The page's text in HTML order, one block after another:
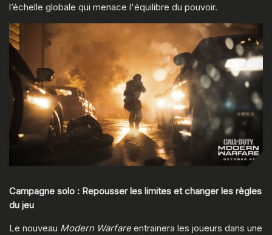
l’échelle globale qui menace l'équilibre du pouvoir.
Campagne solo : Repousser les limites et changer les règles
du jeu
Le nouveau Modern Warfareentrainera les joueurs dans une